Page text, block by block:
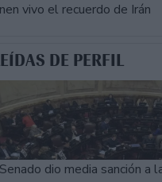
vivo el recuerdo de Irán
DE PERFIL
dio media sanción a